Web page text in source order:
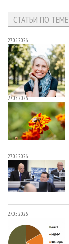
СТАТЬИ ПО ТЕМЕ
27.05.2026
27.05.2026
27.05.2026
27.05.2026